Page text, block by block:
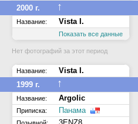
2000 г.
↑
Название: Vista I.
Показать все данные
Нет фотографий за этот период
Название:
Vista I.
1999 г.
↑
Название: Argolic
Приписка: Панама